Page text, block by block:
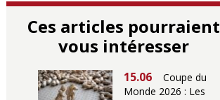
Ces articles pourraient
vous intéresser
15.06
Coupe du
Monde 2026 : Les